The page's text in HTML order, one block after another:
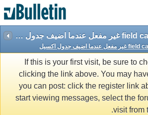
لماذا خيار field calculator غير مفعل عندما اضيف جدول اكسيل
If this is your first visit, be sure to
clicking the link above. You may
you can post: click the register link
start viewing messages, select the
visit from